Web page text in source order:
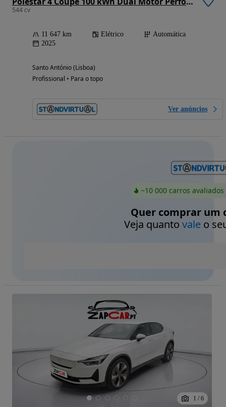
544 cv
11 647 km Elétrico
Automática
2025
Santo António (Lisboa)
Profissional • Para o topo
Ver anúncios
~10 000 carros
Quer comprar um
Veja quanto valeo
1 / 6